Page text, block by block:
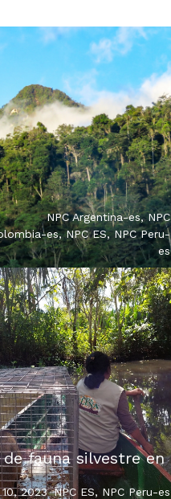
NPC Argentina-es,NPC
es,NPC ES,NPC Peru-
es
de fauna silvestre en
2023 NPC ES, NPC Peru-es